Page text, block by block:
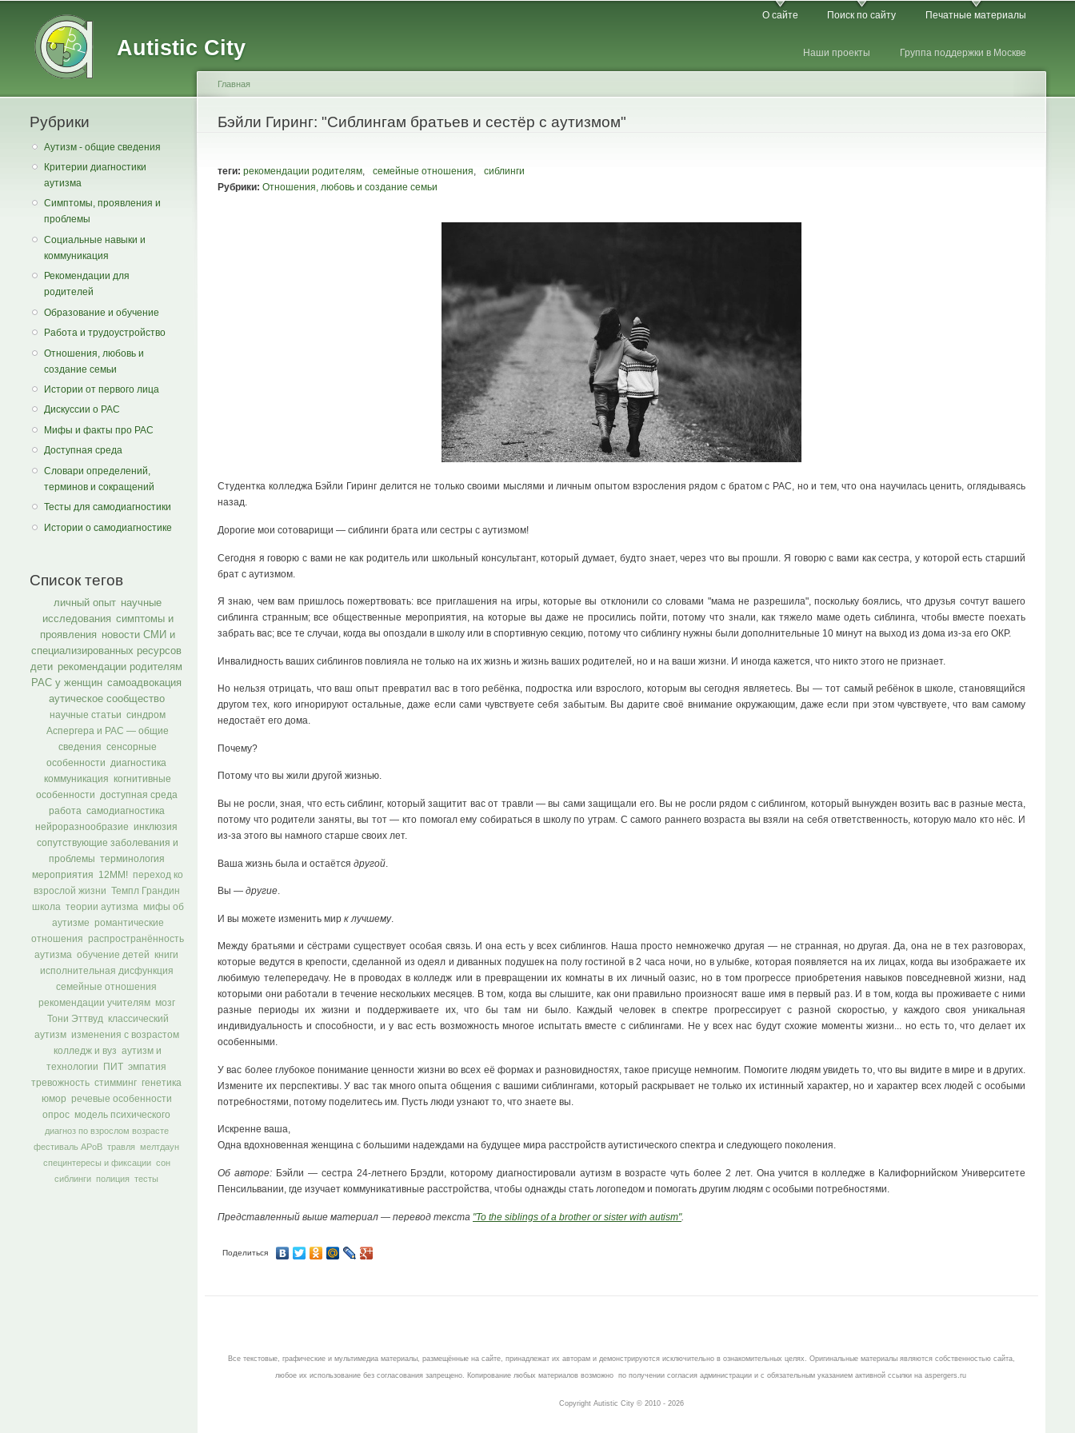
Autistic City
О сайте Поиск по сайту Печатные материалы
Наши проекты Группа поддержки в Москве
Рубрики
Аутизм - общие сведения
Критерии диагностики
аутизма
Симптомы, проявления и
проблемы
Социальные навыки и
коммуникация
Рекомендации для
родителей
Образование и обучение
Работа и трудоустройство
Отношения, любовь и
создание семьи
Истории от первого лица
Дискуссии о РАС
Мифы и факты про РАС
Доступная среда
Словари определений,
терминов и сокращений
Тесты для самодиагностики
Истории о самодиагностике
Список тегов
личный опыт научные
исследования симптомы и
проявления новости СМИ и
специализированных ресурсов
дети рекомендации родителям
РАС у женщин самоадвокация
аутическое сообщество
научные статьи синдром
Аспергера и РАС — общие
сведения сенсорные
особенности диагностика
коммуникация когнитивные
особенности доступная среда
работа самодиагностика
нейроразнообразие инклюзия
сопутствующие заболевания и
проблемы терминология
мероприятия 12ММ! переход ко
взрослой жизни
Темпл Грандин
школа теории аутизма
мифы об
аутизме
романтические
отношения
распространённость
аутизма обучение детей
книги
исполнительная дисфункция
семейные отношения
рекомендации учителям
мозг
Тони Эттвуд
классический
аутизм
изменения с возрастом
колледж и вуз аутизм и
технологии
ПИТ
эмпатия
тревожность стимминг генетика
юмор
речевые особенности
опрос модель психического
диагноз по взрослом возрасте
фестиваль АРоВ травля мелтдаун
специнтересы и фиксации сон
сиблинги полиция тесты
You are here
Главная
Бэйли Гиринг: "Сиблингам братьев и сестёр с аутизмом"
теги: рекомендации родителям семейные отношения
сиблинги
Рубрики: Отношения, любовь и создание семьи
Студентка колледжа Бэйли Гиринг делится не только своими мыслями и личным опытом взросления рядом с братом с РАС, но и тем, что она научилась ценить, оглядываясь
назад.
Дорогие мои сотоварищи — сиблинги брата или сестры с аутизмом!
Сегодня я говорю с вами не как родитель или школьный консультант, который думает, будто знает, через что вы прошли. Я говорю с вами как сестра, у которой есть старший
брат с аутизмом.
Я знаю, чем вам пришлось пожертвовать: все приглашения на игры, которые вы отклонили со словами "мама не разрешила", поскольку боялись, что друзья сочтут вашего
сиблинга странным; все общественные мероприятия, на которые вы даже не просились пойти, потому что знали, как тяжело маме одеть сиблинга, чтобы вместе поехать
забрать вас; все те случаи, когда вы опоздали в школу или в спортивную секцию, потому что сиблингу нужны были дополнительные 10 минут на выход из дома из-за его ОКР.
Инвалидность ваших сиблингов повлияла не только на их жизнь и жизнь ваших родителей, но и на ваши жизни. И иногда кажется, что никто этого не признает.
Но нельзя отрицать, что ваш опыт превратил вас в того ребёнка, подростка или взрослого, которым вы сегодня являетесь. Вы — тот самый ребёнок в школе, становящийся
другом тех, кого игнорируют остальные, даже если сами чувствуете себя забытым. Вы дарите своё внимание окружающим, даже если при этом чувствуете, что вам самому
недостаёт его дома.
Почему?
Потому что вы жили другой жизнью.
Вы не росли, зная, что есть сиблинг, который защитит вас от травли — вы сами защищали его. Вы не росли рядом с сиблингом, который вынужден возить вас в разные места,
потому что родители заняты, вы тот — кто помогал ему собираться в школу по утрам. С самого раннего возраста вы взяли на себя ответственность, которую мало кто нёс. И
из-за этого вы намного старше своих лет.
Ваша жизнь была и остаётся другой
Вы — другие.
И вы можете изменить мир к лучшему.
Между братьями и сёстрами существует особая связь. И она есть у всех сиблингов. Наша просто немножечко другая — не странная, но другая. Да, она не в тех разговорах,
которые ведутся в крепости, сделанной из одеял и диванных подушек на полу гостиной в 2 часа ночи, но в улыбке, которая появляется на их лицах, когда вы изображаете их
любимую телепередачу. Не в проводах в колледж или в превращении их комнаты в их личный оазис, но в том прогрессе приобретения навыков повседневной жизни, над
которыми они работали в течение нескольких месяцев. В том, когда вы слышите, как они правильно произносят ваше имя в первый раз. И в том, когда вы проживаете с ними
разные периоды их жизни и поддерживаете их, что бы там ни было. Каждый человек в спектре прогрессирует с разной скоростью, у каждого своя уникальная
индивидуальность и способности, и у вас есть возможность многое испытать вместе с сиблингами. Не у всех нас будут схожие моменты жизни... но есть то, что делает их
особенными.
У вас более глубокое понимание ценности жизни во всех её формах и разновидностях, такое присуще немногим. Помогите людям увидеть то, что вы видите в мире и в других.
Измените их перспективы. У вас так много опыта общения с вашими сиблингами, который раскрывает не только их истинный характер, но и характер всех людей с особыми
потребностями, потому поделитесь им. Пусть люди узнают то, что знаете вы.
Искренне ваша,
Одна вдохновенная женщина с большими надеждами на будущее мира расстройств аутистического спектра и следующего поколения.
Об авторе:Бэйли — сестра 24-летнего Брэдли, которому диагностировали аутизм в возрасте чуть более 2 лет. Она учится в колледже в Калифорнийском Университете
Пенсильвании, где изучает коммуникативные расстройства, чтобы однажды стать логопедом и помогать другим людям с особыми потребностями.
Представленный выше материал — перевод текста "To the siblings of a brother or sister with autism".
Поделиться
Все текстовые, графические и мультимедиа материалы, размещённые на сайте, принадлежат их авторам и демонстрируются исключительно в ознакомительных целях. Оригинальные материалы являются собственностью сайта,
любое их использование без согласования запрещено. Копирование любых материалов возможно по получении согласия администрации и с обязательным указанием активной ссылки на aspergers.ru
Copyright Autistic City © 2010 - 2026